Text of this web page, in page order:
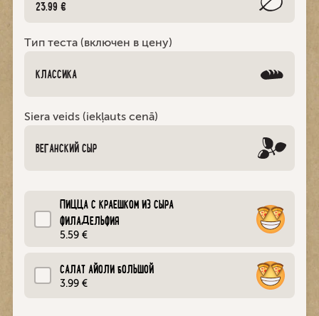
23.99 €
Тип теста (включен в цену)
КЛАССИКА
Siera veids (iekļauts cenā)
ВЕГАНСКИЙ СЫР
ПИЦЦА С КРАЕШКОМ ИЗ СЫРА
ФИЛАДЕЛЬФИЯ
5.59 €
CАЛАТ АЙОЛИ БОЛЬШОЙ
3.99 €